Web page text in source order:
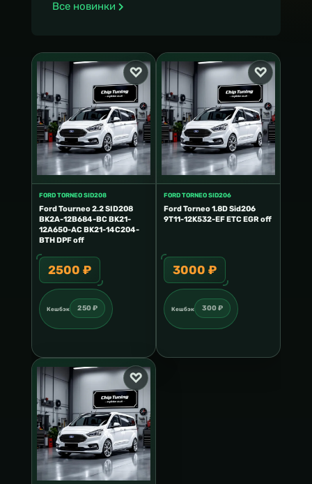
Все новинки
FORD TORNEO SID208
Ford Tourneo 2.2 SID208
BK2A-12B684-BC BK21-
12A650-AC BK21-14C204-
BTH DPF off
2500 ₽
Кешбэк 250 ₽
FORD TORNEO SID206
Ford Torneo 1.8D Sid206
9T11-12K532-EF ETC EGR off
3000 ₽
Кешбэк 300 ₽